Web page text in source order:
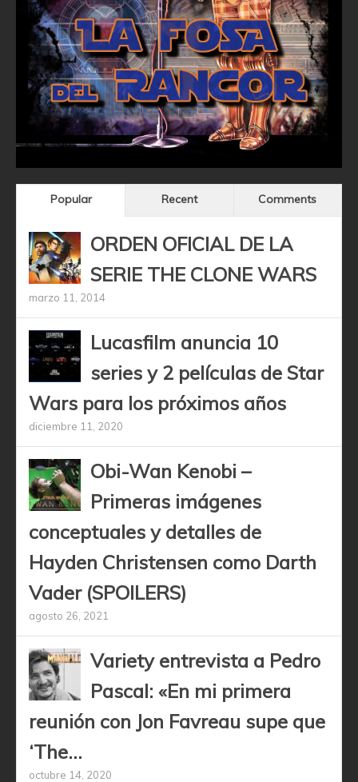
Popular Recent Comments
ORDEN OFICIAL DE LA
SERIE THE CLONE WARS
marzo 11, 2014
Lucasfilm anuncia 10
series y 2 películas de Star
Wars para los próximos años
diciembre 11, 2020
Obi-Wan Kenobi –
Primeras imágenes
conceptuales y detalles de
Hayden Christensen como Darth
Vader (SPOILERS)
agosto 26, 2021
Variety entrevista a Pedro
Pascal: «En mi primera
reunión con Jon Favreau supe que
‘The...
octubre 14, 2020